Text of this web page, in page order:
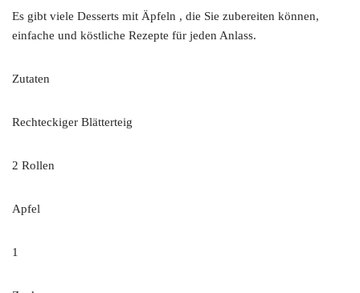
Es gibt viele Desserts mit Äpfeln , die Sie zubereiten können,
einfache und köstliche Rezepte für jeden Anlass.
Zutaten
Rechteckiger Blätterteig
2 Rollen
Apfel
1